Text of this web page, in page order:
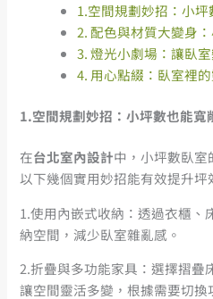
1.空間規劃妙招：小
2. 配色與材質大變身
3. 燈光小劇場：讓臥
4. 用心點綴：臥室裡
1.空間規劃妙招：小坪數也能寬
在台北室內設計中，小坪數臥室
以下幾個實用妙招能有效提升坪
1.使用內嵌式收納：透過衣櫃、
納空間，減少臥室雜亂感。
2.折疊與多功能家具：選擇摺疊
讓空間靈活多變，根據需要切換